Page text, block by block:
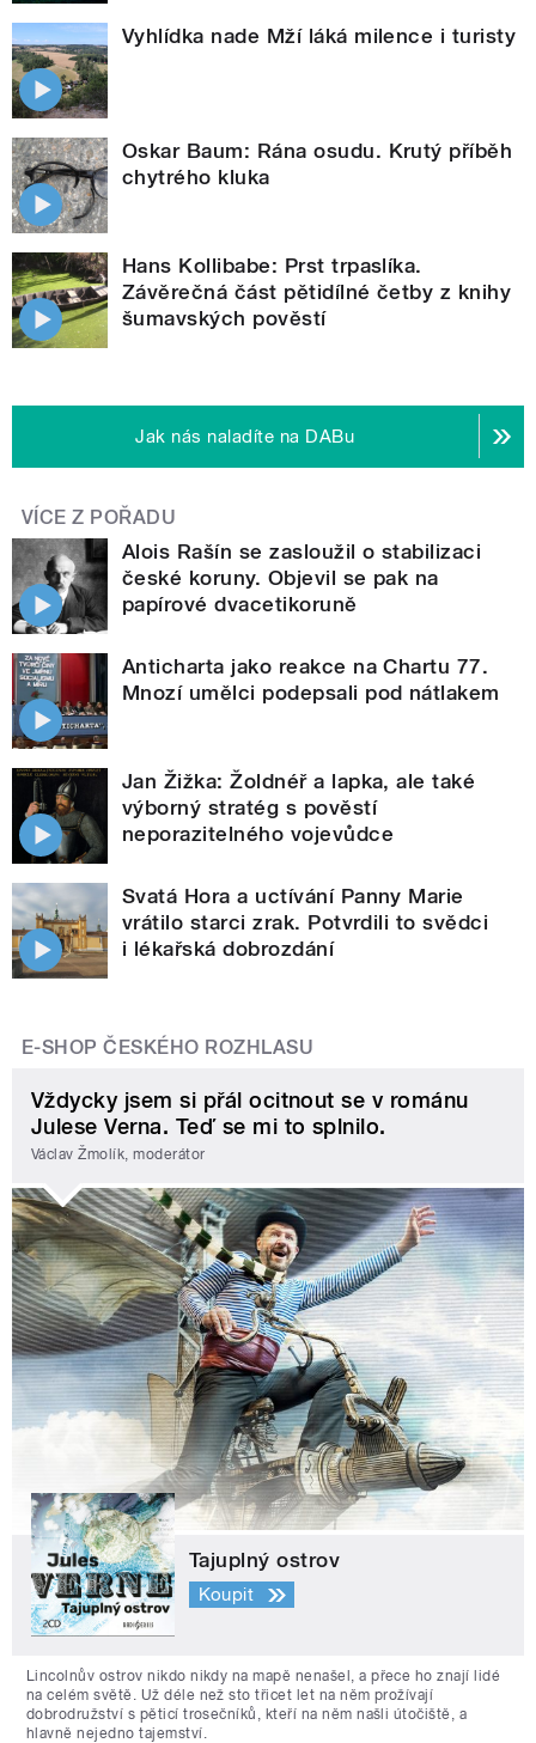
Vyhlídka nade Mží láká milence i turisty
Oskar Baum: Rána osudu. Krutý příběh
chytrého kluka
Hans Kollibabe: Prst trpaslíka.
Závěrečná část pětidílné četby z knihy
šumavských pověstí
Jak nás naladíte na DABu
VÍCE Z POŘADU
Alois Rašín se zasloužil o stabilizaci
české koruny. Objevil se pak na
papírové dvacetikoruně
Anticharta jako reakce na Chartu 77.
Mnozí umělci podepsali pod nátlakem
Jan Žižka: Žoldnéř a lapka, ale také
výborný stratég s pověstí
neporazitelného vojevůdce
Svatá Hora a uctívání Panny Marie
vrátilo starci zrak. Potvrdili to svědci
i lékařská dobrozdání
E-SHOP ČESKÉHO ROZHLASU
Vždycky jsem si přál ocitnout se v románu
Julese Verna. Teď se mi to splnilo.
Václav Žmolík, moderátor
Tajuplný ostrov
Koupit
Lincolnův ostrov nikdo nikdy na mapě nenašel, a přece ho znají lidé
na celém světě. Už déle než sto třicet let na něm prožívají
dobrodružství s pěticí trosečníků, kteří na něm našli útočiště, a
hlavně nejedno tajemství.